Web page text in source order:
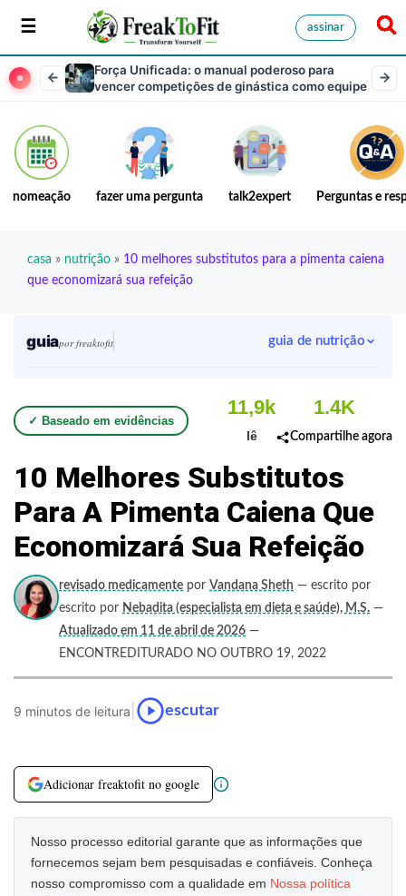
assinar
Força Unificada: o manual poderoso para
vencer competições de ginástica como equipe
nomeação fazer uma pergunta talk2expert Perguntas e
casa » nutrição » 10 melhores substitutos para a pimenta caiena
que economizará sua refeição
guiapor freaktofit guia de nutrição
✓ Baseado em evidências
11,9k
lê
1.4K
Compartilhe agora
10 Melhores Substitutos
Para A Pimenta Caiena Que
Economizará Sua Refeição
revisado medicamente por Vandana Sheth — escrito por
escrito por Nebadita (especialista em dieta e saúde), M.S. —
Atualizado em 11 de abril de 2026 —
ENCONTREDITURADO NO OUTBRO 19, 2022
9 minutos de leitura escutar
Adicionar freaktofit no google
Nosso processo editorial garante que as informações que
fornecemos sejam bem pesquisadas e confiáveis. Conheça
nosso compromisso com a qualidade em Nossa política